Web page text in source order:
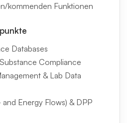
kommenden Funktionen
Databases
Compliance
& Lab Data
Energy Flows) & DPP